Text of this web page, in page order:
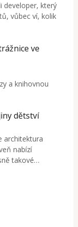
developer, který
vůbec ví, kolik
ve
a knihovnou
dětství
architektura
nabízí
takové…